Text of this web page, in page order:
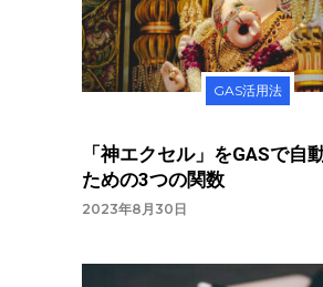
GAS活用法
「神エクセル」をGASで自
ための3つの関数
2023年8月30日